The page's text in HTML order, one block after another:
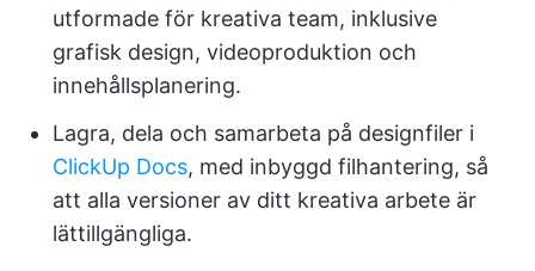
utformade för kreativa team, inklusive
grafisk design, videoproduktion och
innehållsplanering.
Lagra, dela och samarbeta på designfiler i
ClickUp Docs, med inbyggd filhantering, så
att alla versioner av ditt kreativa arbete är
lättillgängliga.